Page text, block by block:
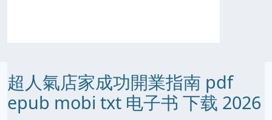
超人氣店家成功開業指南 pdf
epub mobi txt 电子书 下载 2026